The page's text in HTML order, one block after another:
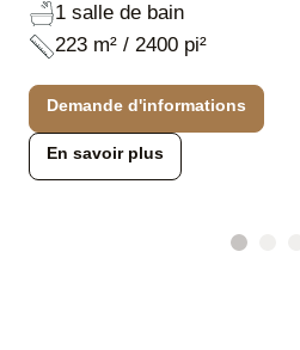
1 salle de bain
223 m² / 2400 pi²
Demande d'informations
En savoir plus